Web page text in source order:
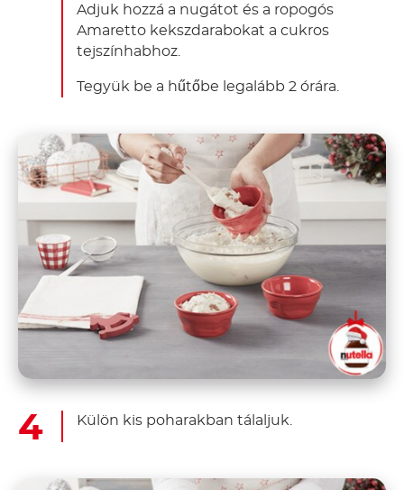
Adjuk hozzá a nugátot és a ropogós
Amaretto kekszdarabokat a cukros
tejszínhabhoz.
Tegyük be a hűtőbe legalább 2 órára.
Külön kis poharakban tálaljuk.